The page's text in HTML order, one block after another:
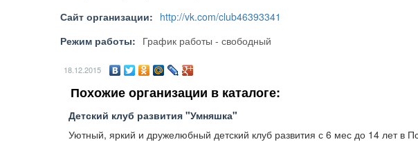
Сайт организации: http://vk.com/club46393341
Режим работы: График работы - свободный
18.12.2015
Похожие организации в каталоге:
Детский клуб развития "Умняшка"
Уютный, яркий и дружелюбный детский клуб развития с 6 мес до 14 лет в